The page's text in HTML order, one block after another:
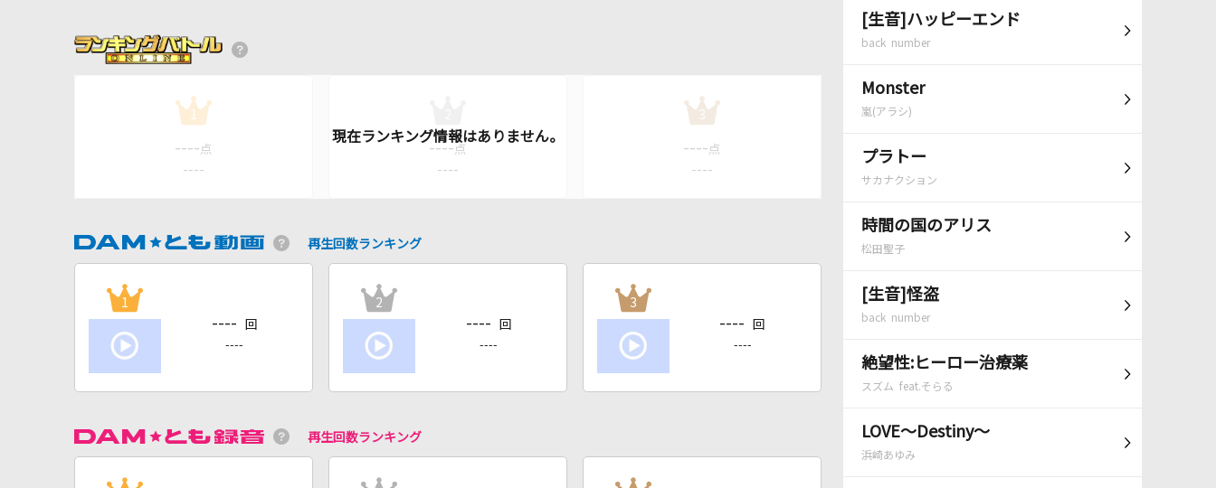
[生音]ハッピーエンド
back number
Monster
嵐(アラシ)
プラトー
サカナクション
時間の国のアリス
松田聖子
[生音]怪盗
back number
絶望性:ヒーロー治療薬
スズム feat.そらる
LOVE～Destiny～
浜崎あゆみ
1
---- 点
----
---- 点
----
3
---- 点
----
再生回数ランキング
1
---- 回
----
2
---- 回
----
3
---- 回
----
再生回数ランキング